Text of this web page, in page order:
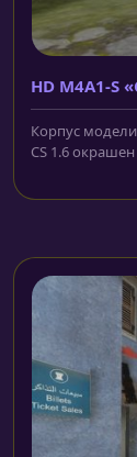
HD M4A1-S
Корпус
CS 1.6